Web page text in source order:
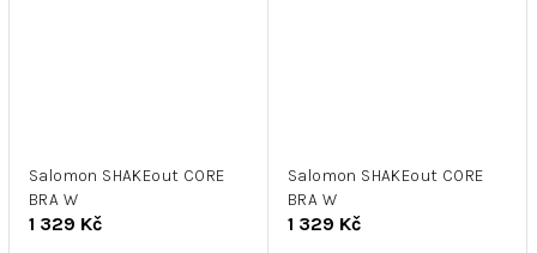
Salomon SHAKEout CORE
BRA W
1 329 Kč
Salomon SHAKEout CORE
BRA W
1 329 Kč